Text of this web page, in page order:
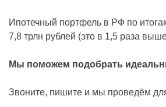
Ипотечный портфель в РФ по
7,8 трлн рублей (это в 1,5 раза
Мы поможем подобрать
Звоните, пишите и мы проведём